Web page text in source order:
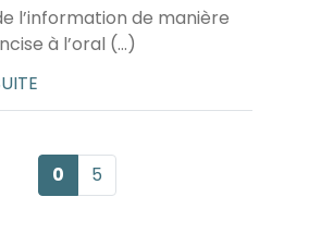
l’information de manière
à l’oral (...)
0 5